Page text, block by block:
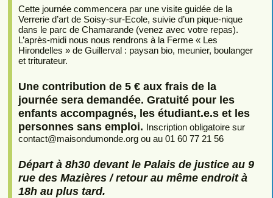
Cette journée commencera par une visite guidée de la
Verrerie d’art de Soisy-sur-Ecole, suivie d’un pique-nique
dans le parc de Chamarande (venez avec votre repas).
L’après-midi nous nous rendrons à la Ferme « Les
Hirondelles » de Guillerval : paysan bio, meunier, boulanger
et triturateur.
Une contribution de 5 € aux frais de la
journée sera demandée. Gratuité pour les
enfants accompagnés, les étudiant.e.s et les
personnes sans emploi. Inscription obligatoire sur
contact@maisondumonde.org ou au 01 60 77 21 56
Départ à 8h30 devant le Palais de justice au 9
rue des Mazières / retour au même endroit à
18h au plus tard.